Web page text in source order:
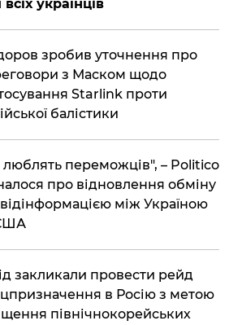
українців
зробив уточнення про
з Маском щодо
Starlink проти
балістики
люблять переможців", – Politico
про відновлення обміну
між Україною
закликали провести рейд
в Росію з метою
північнокорейських